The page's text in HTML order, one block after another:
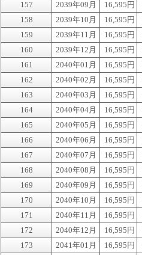
157
2039年09月 16,595円
158
2039年10月 16,595円
159
2039年11月 16,595円
160
2039年12月 16,595円
161
2040年01月 16,595円
162
2040年02月 16,595円
163
2040年03月 16,595円
164
2040年04月 16,595円
165
2040年05月 16,595円
166
2040年06月 16,595円
167
2040年07月 16,595円
168
2040年08月 16,595円
169
2040年09月 16,595円
170
2040年10月 16,595円
171
2040年11月 16,595円
172
2040年12月 16,595円
173
2041年01月 16,595円